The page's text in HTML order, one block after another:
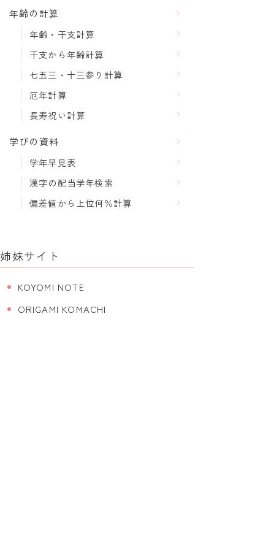
年齢の計算
年齢・干支計算
干支から年齢計算
七五三・十三参り計算
厄年計算
長寿祝い計算
学びの資料
学年早見表
漢字の配当学年検索
偏差値から上位何％計算
姉妹サイト
KOYOMI NOTE
ORIGAMI KOMACHI